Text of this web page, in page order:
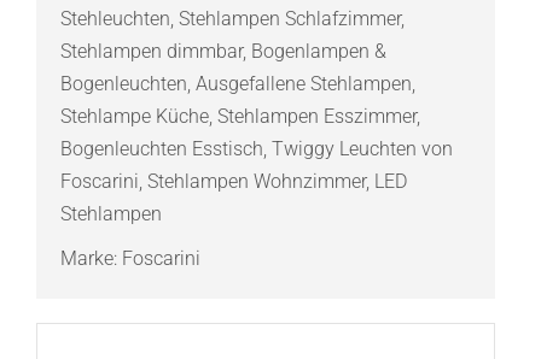
Stehleuchten Stehlampen Schlafzimmer,
Stehlampen dimmbar, Bogenlampen &
Bogenleuchten Ausgefallene Stehlampen
Stehlampe Küche, Stehlampen Esszimmer,
Bogenleuchten Esstisch Twiggy Leuchten von
Foscarini Stehlampen Wohnzimmer, LED
Stehlampen
Marke: Foscarini